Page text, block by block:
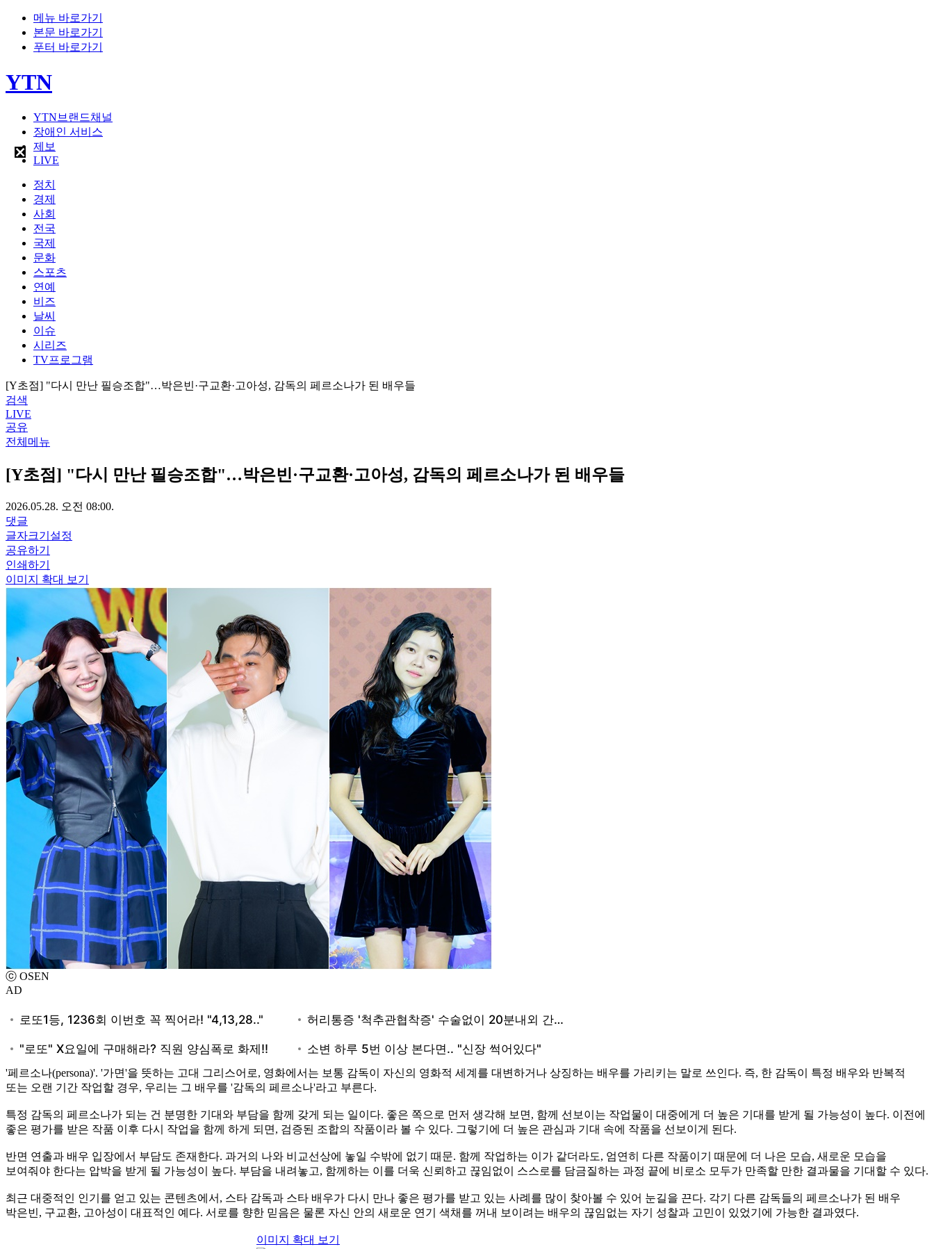
메뉴 바로가기
본문 바로가기
푸터 바로가기
YTN
YTN브랜드채널
장애인 서비스
제보
LIVE
정치
경제
사회
전국
국제
문화
스포츠
연예
비즈
날씨
이슈
시리즈
TV프로그램
[Y초점] "다시 만난 필승조합"…박은빈·구교환·고아성, 감독의 페르소나가 된 배우들
검색
LIVE
공유
전체메뉴
[Y초점] "다시 만난 필승조합"…박은빈·구교환·고아성, 감독의 페르소나가 된 배우들
2026.05.28. 오전 08:00.
댓글
글자크기설정
공유하기
인쇄하기
이미지 확대 보기
ⓒ OSEN
AD
'페르소나(persona)'. '가면'을 뜻하는 고대 그리스어로, 영화에서는 보통 감독이 자신의 영화적 세계를 대변하거나 상징하는 배우를 가리키는 말로 쓰인다. 즉, 한 감독이 특정 배우와 반복적
또는 오랜 기간 작업할 경우, 우리는 그 배우를 '감독의 페르소나'라고 부른다.
특정 감독의 페르소나가 되는 건 분명한 기대와 부담을 함께 갖게 되는 일이다. 좋은 쪽으로 먼저 생각해 보면, 함께 선보이는 작업물이 대중에게 더 높은 기대를 받게 될 가능성이 높다. 이전에
좋은 평가를 받은 작품 이후 다시 작업을 함께 하게 되면, 검증된 조합의 작품이라 볼 수 있다. 그렇기에 더 높은 관심과 기대 속에 작품을 선보이게 된다.
반면 연출과 배우 입장에서 부담도 존재한다. 과거의 나와 비교선상에 놓일 수밖에 없기 때문. 함께 작업하는 이가 같더라도, 엄연히 다른 작품이기 때문에 더 나은 모습, 새로운 모습을
보여줘야 한다는 압박을 받게 될 가능성이 높다. 부담을 내려놓고, 함께하는 이를 더욱 신뢰하고 끊임없이 스스로를 담금질하는 과정 끝에 비로소 모두가 만족할 만한 결과물을 기대할 수 있다.
최근 대중적인 인기를 얻고 있는 콘텐츠에서, 스타 감독과 스타 배우가 다시 만나 좋은 평가를 받고 있는 사례를 많이 찾아볼 수 있어 눈길을 끈다. 각기 다른 감독들의 페르소나가 된 배우
박은빈, 구교환, 고아성이 대표적인 예다. 서로를 향한 믿음은 물론 자신 안의 새로운 연기 색채를 꺼내 보이려는 배우의 끊임없는 자기 성찰과 고민이 있었기에 가능한 결과였다.
이미지 확대 보기